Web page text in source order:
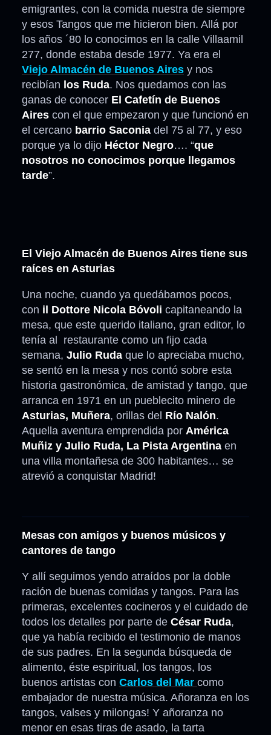
emigrantes, con la comida nuestra de siempre
y esos Tangos que me hicieron bien. Allá por
los años ´80 lo conocimos en la calle Villaamil
277, donde estaba desde 1977. Ya era el
Viejo Almacén de Buenos Aires y nos
recibían los Ruda. Nos quedamos con las
ganas de conocer El Cafetín de Buenos
Aires con el que empezaron y que funcionó en
el cercano barrio Saconia del 75 al 77, y eso
porque ya lo dijo Héctor Negro…. “que
nosotros no conocimos porque llegamos
tarde”.
El Viejo Almacén de Buenos Aires tiene sus
raíces en Asturias
Una noche, cuando ya quedábamos pocos,
con il Dottore Nicola Bóvoli capitaneando la
mesa, que este querido italiano, gran editor, lo
tenía al restaurante como un fijo cada
semana, Julio Ruda que lo apreciaba mucho,
se sentó en la mesa y nos contó sobre esta
historia gastronómica, de amistad y tango, que
arranca en 1971 en un pueblecito minero de
Asturias, Muñera, orillas del Río Nalón.
Aquella aventura emprendida por América
Muñiz y Julio Ruda, La Pista Argentina en
una villa montañesa de 300 habitantes… se
atrevió a conquistar Madrid!
Mesas con amigos y buenos músicos y
cantores de tango
Y allí seguimos yendo atraídos por la doble
ración de buenas comidas y tangos. Para las
primeras, excelentes cocineros y el cuidado de
todos los detalles por parte de César Ruda,
que ya había recibido el testimonio de manos
de sus padres. En la segunda búsqueda de
alimento, éste espiritual, los tangos, los
buenos artistas con Carlos del Mar como
embajador de nuestra música. Añoranza en los
tangos, valses y milongas! Y añoranza no
menor en esas tiras de asado, la tarta